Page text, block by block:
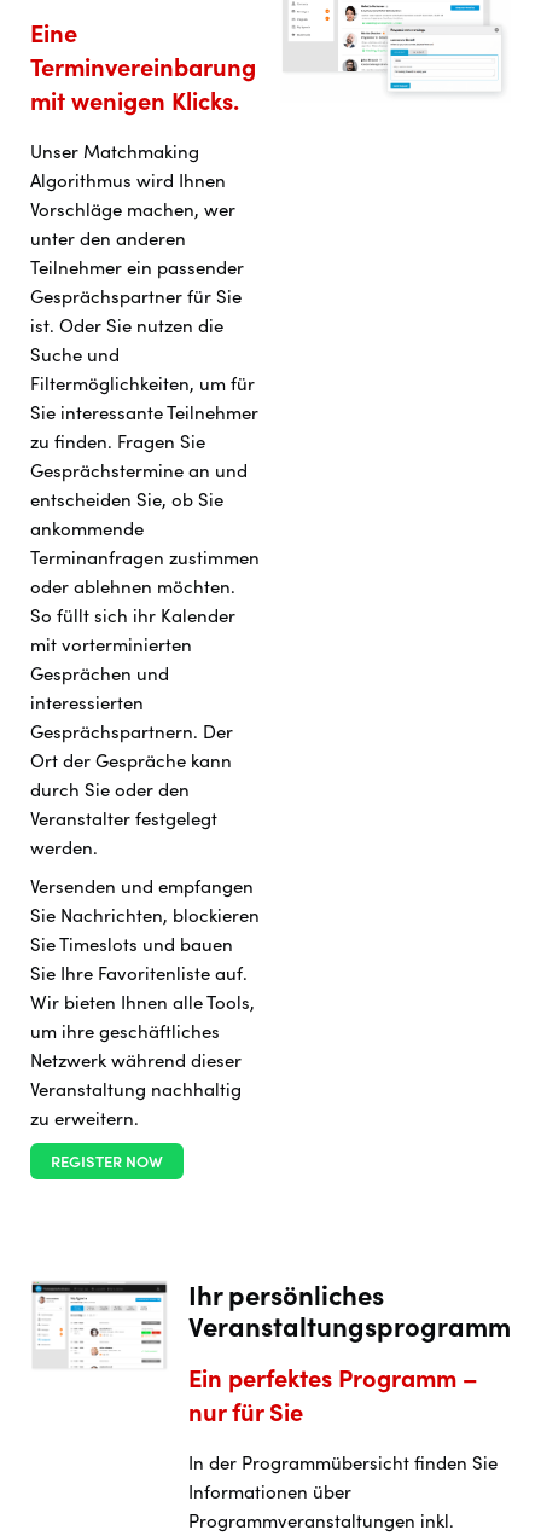
Eine
Terminvereinbarung
mit wenigen Klicks.
Unser Matchmaking
Algorithmus wird Ihnen
Vorschläge machen, wer
unter den anderen
Teilnehmer ein passender
Gesprächspartner für Sie
ist. Oder Sie nutzen die
Suche und
Filtermöglichkeiten, um für
Sie interessante Teilnehmer
zu finden. Fragen Sie
Gesprächstermine an und
entscheiden Sie, ob Sie
ankommende
Terminanfragen zustimmen
oder ablehnen möchten.
So füllt sich ihr Kalender
mit vorterminierten
Gesprächen und
interessierten
Gesprächspartnern. Der
Ort der Gespräche kann
durch Sie oder den
Veranstalter festgelegt
werden.
Versenden und empfangen
Sie Nachrichten, blockieren
Sie Timeslots und bauen
Sie Ihre Favoritenliste auf.
Wir bieten Ihnen alle Tools,
um ihre geschäftliches
Netzwerk während dieser
Veranstaltung nachhaltig
zu erweitern.
REGISTER NOW
Ihr persönliches
Veranstaltungsprogramm
Ein perfektes Programm –
nur für Sie
In der Programmübersicht finden Sie
Informationen über
Programmveranstaltungen inkl.